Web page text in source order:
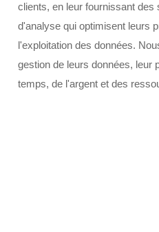
clients, en leur fournissant
d'analyse qui optimisent leurs
l'exploitation des données.
gestion de leurs données, leur
temps, de l'argent et des